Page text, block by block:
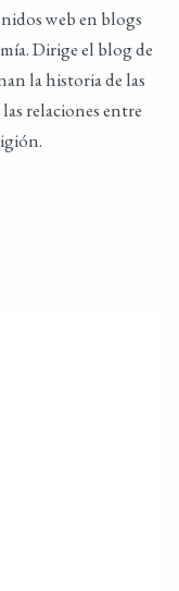
web en blogs
Dirige el blog de
la historia de las
relaciones entre